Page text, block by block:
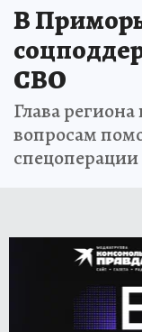
В
СВО
Глава
вопросам